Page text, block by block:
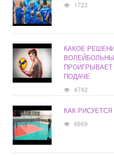
1723
КАКОЕ
ПОДАЧЕ
4742
КАК
6669